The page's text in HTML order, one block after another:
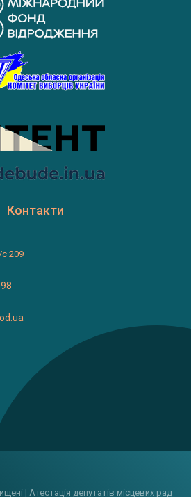
Контакти
209
| Атестація депутатів місцевих рад